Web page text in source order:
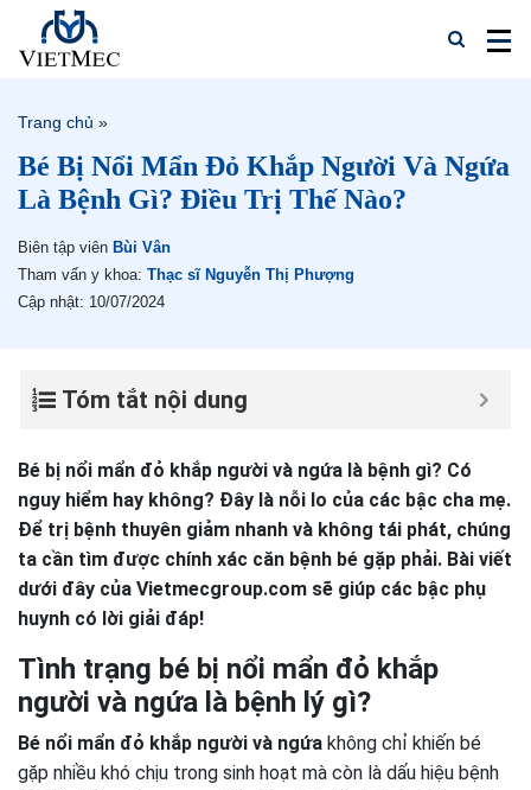
Trang chủ »
Bé Bị Nổi Mẩn Đỏ Khắp Người Và Ngứa
Là Bệnh Gì? Điều Trị Thế Nào?
Biên tập viên Bùi Vân
Tham vấn y khoa: Thạc sĩ Nguyễn Thị Phượng
Cập nhật: 10/07/2024
Tóm tắt nội dung
Bé bị nổi mẩn đỏ khắp người và ngứa là bệnh gì? Có
nguy hiểm hay không? Đây là nỗi lo của các bậc cha mẹ.
Để trị bệnh thuyên giảm nhanh và không tái phát, chúng
ta cần tìm được chính xác căn bệnh bé gặp phải. Bài viết
dưới đây của Vietmecgroup.com sẽ giúp các bậc phụ
huynh có lời giải đáp!
Tình trạng bé bị nổi mẩn đỏ khắp
người và ngứa là bệnh lý gì?
Bé nổi mẩn đỏ khắp người và ngứa không chỉ khiến bé
gặp nhiều khó chịu trong sinh hoạt mà còn là dấu hiệu bệnh